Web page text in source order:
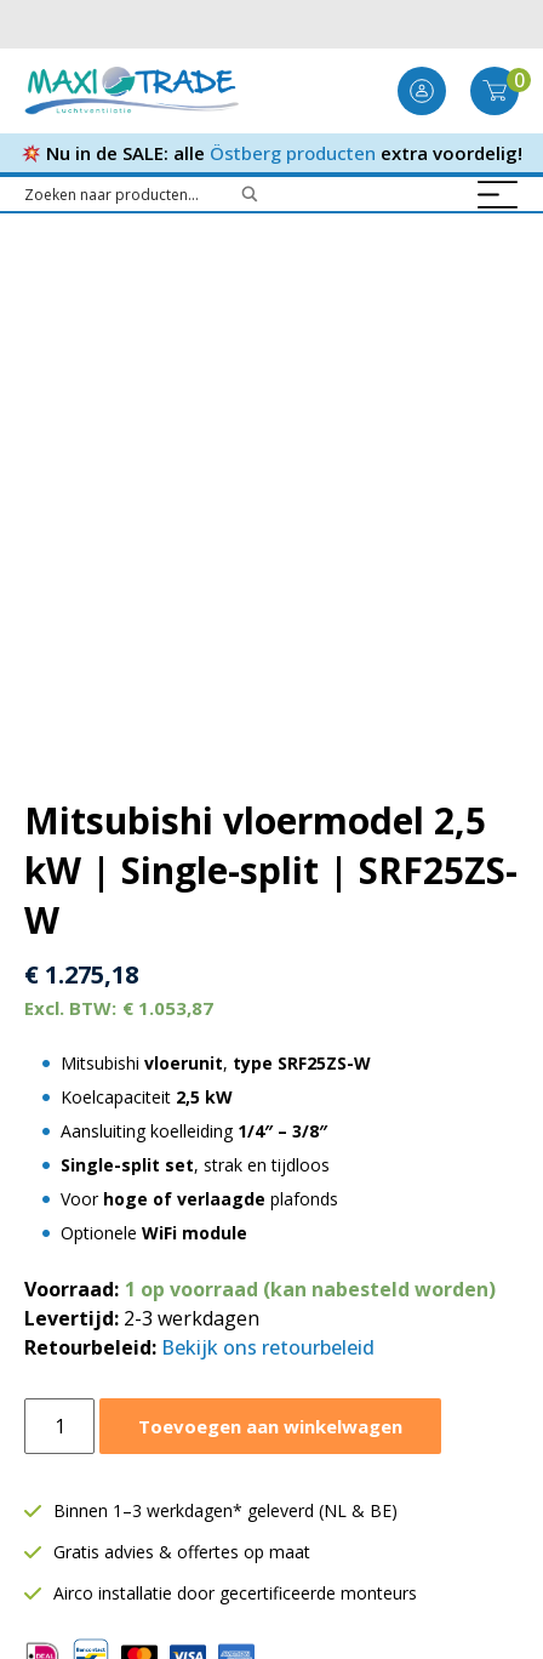
0
Nu in de SALE: alle Östberg producten extra voordelig!
Mitsubishi vloermodel 2,5
kW | Single-split | SRF25ZS-
W
€ 1.275,18
€ 1.053,87
Mitsubishi vloerunit, type SRF25ZS-W
Koelcapaciteit 2,5 kW
Aansluiting koelleiding 1/4″ – 3/8″
Single-split set, strak en tijdloos
Voor hoge of verlaagde plafonds
Optionele WiFi module
Voorraad: 1 op voorraad (kan nabesteld worden)
Levertijd: 2-3 werkdagen
Retourbeleid: Bekijk ons retourbeleid
vloermodel
kW
Single-
split
SRF25ZS-
Toevoegen aan winkelwagen
Binnen 1–3 werkdagen* geleverd (NL & BE)
Gratis advies & offertes op maat
Airco installatie door gecertificeerde monteurs